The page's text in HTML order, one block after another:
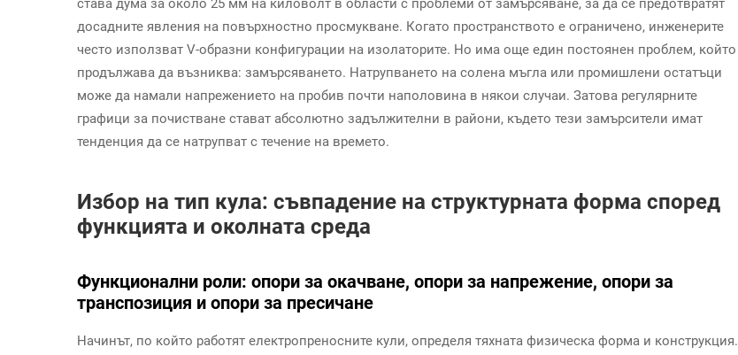
става дума за около 25 мм на киловолт в области с проблеми от замърсяване, за да се предотвратят
досадните явления на повърхностно просмукване. Когато пространството е ограничено, инженерите
често използват V-образни конфигурации на изолаторите. Но има още един постоянен проблем, който
продължава да възниква: замърсяването. Натрупването на солена мъгла или промишлени остатъци
може да намали напрежението на пробив почти наполовина в някои случаи. Затова регулярните
графици за почистване стават абсолютно задължителни в райони, където тези замърсители имат
тенденция да се натрупват с течение на времето.
Избор на тип кула: съвпадение на структурната форма според
функцията и околната среда
Функционални роли: опори за окачване, опори за напрежение, опори за
транспозиция и опори за пресичане
Начинът, по който работят електропреносните кули, определя тяхната физическа форма и конструкция.